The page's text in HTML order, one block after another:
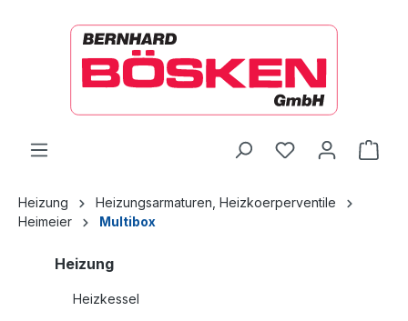
Heizung
Heizungsarmaturen, Heizkoerperventile
Heimeier
Multibox
Heizung
Heizkessel